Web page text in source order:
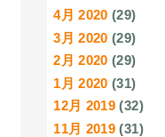
4月 2020 (29)
3月 2020 (29)
2月 2020 (29)
1月 2020 (31)
12月 2019 (32)
11月 2019 (31)